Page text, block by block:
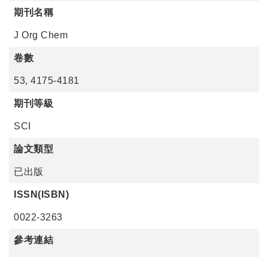
期刊名稱
J Org Chem
卷數
53, 4175-4181
期刊等級
SCI
論文類型
已出版
ISSN(ISBN)
0022-3263
參考連結